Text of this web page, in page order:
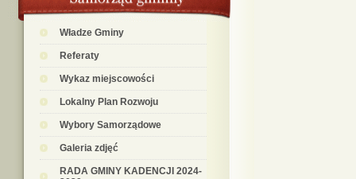
Władze Gminy
Referaty
Wykaz miejscowości
Lokalny Plan Rozwoju
Wybory Samorządowe
Galeria zdjęć
RADA GMINY KADENCJI 2024-